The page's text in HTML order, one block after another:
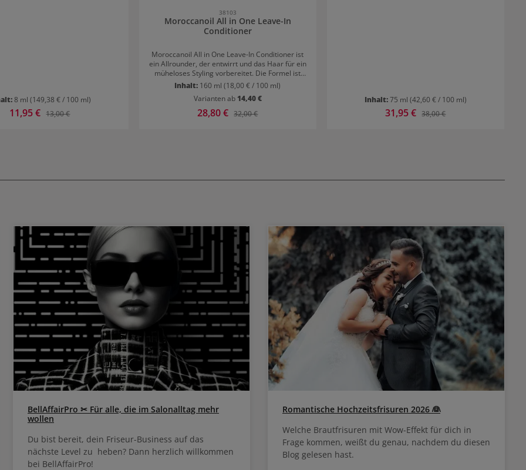
von deinem Gesicht. Für einen
Effekt kann der Vorgang einfach
werden. Die Volumen-Mascara ist
8 ml (149,38 € / 100 ml)
Verkaufspreis:
11,95 € Regulärer Preis:
13,00 €
38103
Moroccanoil All in One Leave-In
Conditioner
Moroccanoil All in One Leave-In Conditioner ist
ein Allrounder, der entwirrt und das Haar für ein
müheloses Styling vorbereitet. Die Formel ist
schwerelos und für jedes Haar geeignet.
Moroccanoil Leave-in Conditioner spendet
Feuchtigkeit, gibt Widerstandsfähigkeit und
schützt gleichzeitig vor Bruch und Hitzeschäden.
Die Frisierbarkeit wird verbessert. Die
Inhalt: 160 ml(18,00 € / 100 ml)
Varianten ab14,40 €
Verkaufspreis:
28,80 € Regulärer Preis:
32,00 €
Inhalt:75 ml (42,60 € / 100 ml)
Verkaufspreis:
31,95 € Regulärer Preis:
38,00 €
BellAffairPro ✂ Für alle, die im Salonalltag mehr
wollen
Du bist bereit, dein Friseur-Business auf das
nächste Level zu heben? Dann herzlich willkommen
bei BellAffairPro!
Romantische Hochzeitsfrisuren 2026 👰
Welche Brautfrisuren mit Wow-Effekt für dich in
Frage kommen, weißt du genau, nachdem du diesen
Blog gelesen hast.